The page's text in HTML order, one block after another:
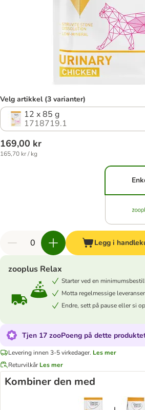
Velg artikkel (3 varianter)
12 x 85 g
1718719.1
169,00 kr
165,70 kr / kg
Legg i
zooplus Relax
Starter ved en
Motta regelmessige leveranser
Endre, sett på pause eller si
Tjen 17 zooPoeng på dette
Levering innen 3-5 virkedager. Les mer
Returvilkår Les mer
Kombiner den med